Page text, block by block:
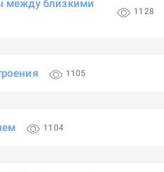
между близкими
1128
1105
1104